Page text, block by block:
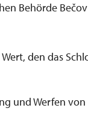
Behörde
den das
und Werfen